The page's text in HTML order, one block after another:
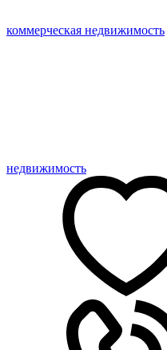
коммерческая недвижимость
недвижимость